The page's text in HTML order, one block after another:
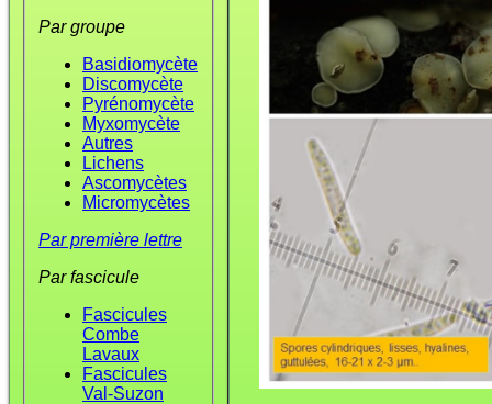
Par groupe
Basidiomycète
Discomycète
Pyrénomycète
Myxomycète
Autres
Lichens
Ascomycètes
Micromycètes
Par première lettre
Par fascicule
Fascicules
Combe
Lavaux
Fascicules
Val-Suzon